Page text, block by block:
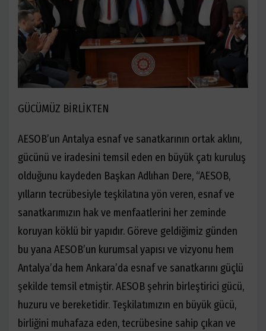
GÜCÜMÜZ BİRLİKTEN
AESOB’un Antalya esnaf ve sanatkarının ortak aklını,
gücünü ve iradesini temsil eden en büyük çatı kuruluş
olduğunu kaydeden Başkan Adlıhan Dere, “AESOB,
yılların tecrübesiyle teşkilatına yön veren, esnaf ve
sanatkarımızın hak ve menfaatlerini her zeminde
koruyan köklü bir yapıdır. Göreve geldiğimiz günden
bu yana AESOB’un kurumsal yapısı ve vizyonu hem
Antalya’da hem Ankara’da esnaf ve sanatkarını güçlü
şekilde temsil etmiştir. AESOB şehrin birleştirici gücü,
huzuru ve bereketidir. Teşkilatımızın en büyük gücü,
birliğini muhafaza eden, tecrübesine sahip çıkan ve